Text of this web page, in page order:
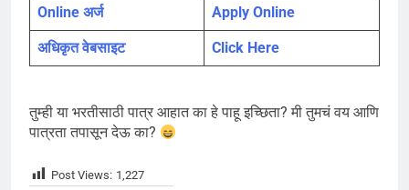
Online अर्ज Apply Online
अधिकृत वेबसाइट Click Here
तुम्ही या भरतीसाठी पात्र आहात का हे पाहू इच्छिता? मी तुमचं वय आणि
पात्रता तपासून देऊ का?
Post Views: 1,227